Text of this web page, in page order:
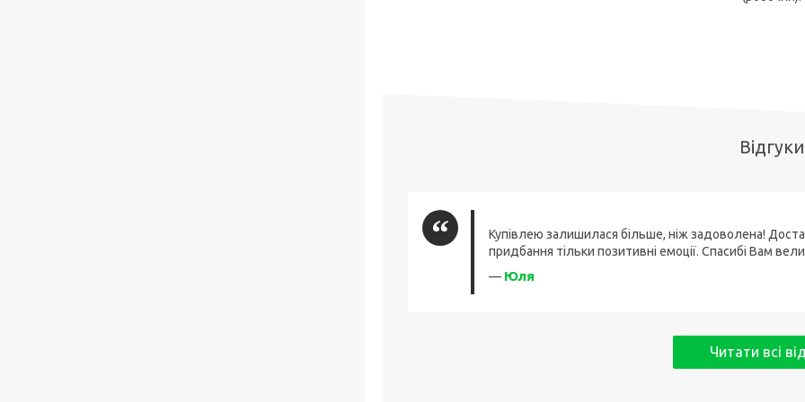
Відгуки
Купівлею залишилася більше, ніж задоволена!
придбання тільки позитивні емоції. Спасибі Вам
— Юля
Читати всі